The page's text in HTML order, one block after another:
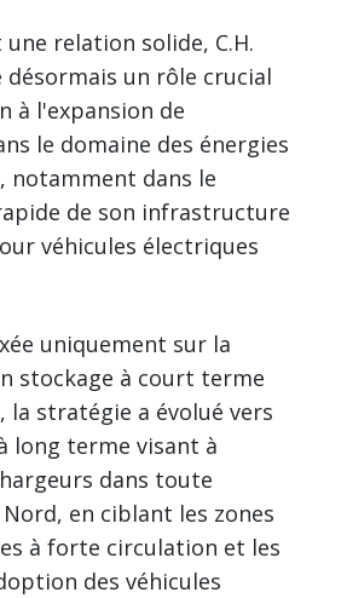
relation solide, C.H.
désormais un rôle crucial
à l'expansion de
le domaine des énergies
notamment dans le
de son infrastructure
véhicules électriques
uniquement sur la
stockage à court terme
stratégie a évolué vers
long terme visant à
dans toute
en ciblant les zones
à forte circulation et les
des véhicules